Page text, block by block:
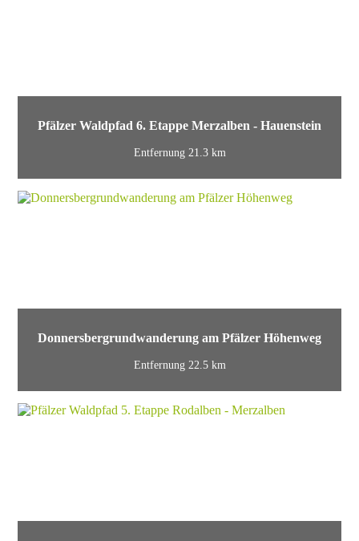
Pfälzer Waldpfad 6. Etappe Merzalben - Hauenstein
Entfernung 21.3 km
Donnersbergrundwanderung am Pfälzer Höhenweg
Entfernung 22.5 km